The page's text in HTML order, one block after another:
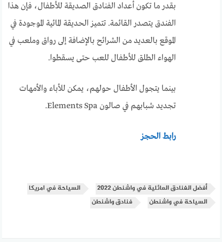
بقدر ما تكون أعداد الفنادق الصديقة للأطفال، فإن هذا
الفندق يتصدر القائمة. تتميز الحديقة المائية الموجودة في
الموقع بالعديد من الشرائح بالإضافة إلى رواق وملعب في
الهواء الطلق للأطفال للعب حتى يسقطوا.
بينما يتجول الأطفال حولهم، يمكن للأباء والأمهات
تجديد شبابهم في صالون Elements Spa.
رابط الحجز
أفضل الفنادق العائلية في واشنطن 2022
السياحة في امريكا
السياحة في واشنطن
فنادق واشنطن